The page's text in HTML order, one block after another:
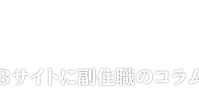
イトに副住職のコラ